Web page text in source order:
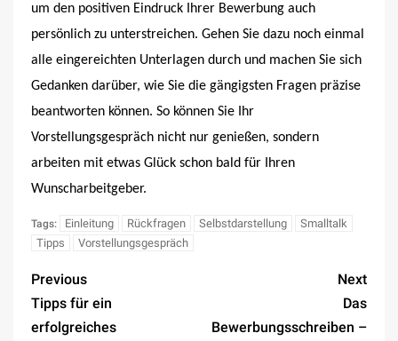
um den positiven Eindruck Ihrer Bewerbung auch
persönlich zu unterstreichen. Gehen Sie dazu noch einmal
alle eingereichten Unterlagen durch und machen Sie sich
Gedanken darüber, wie Sie die gängigsten Fragen präzise
beantworten können. So können Sie Ihr
Vorstellungsgespräch nicht nur genießen, sondern
arbeiten mit etwas Glück schon bald für Ihren
Wunscharbeitgeber.
Tags: Einleitung Rückfragen Selbstdarstellung
Smalltalk
Tipps
Vorstellungsgespräch
Previous
Tipps für ein
erfolgreiches
Next
Das
Bewerbungsschreiben –